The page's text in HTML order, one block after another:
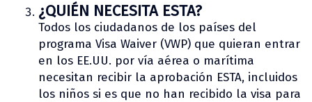
¿QUIÉN NECESITA ESTA?
Todos los ciudadanos de los países del
programa Visa Waiver (VWP) que quieran entrar
en los EE.UU. por vía aérea o marítima
necesitan recibir la aprobación ESTA, incluidos
los niños si es que no han recibido la visa para